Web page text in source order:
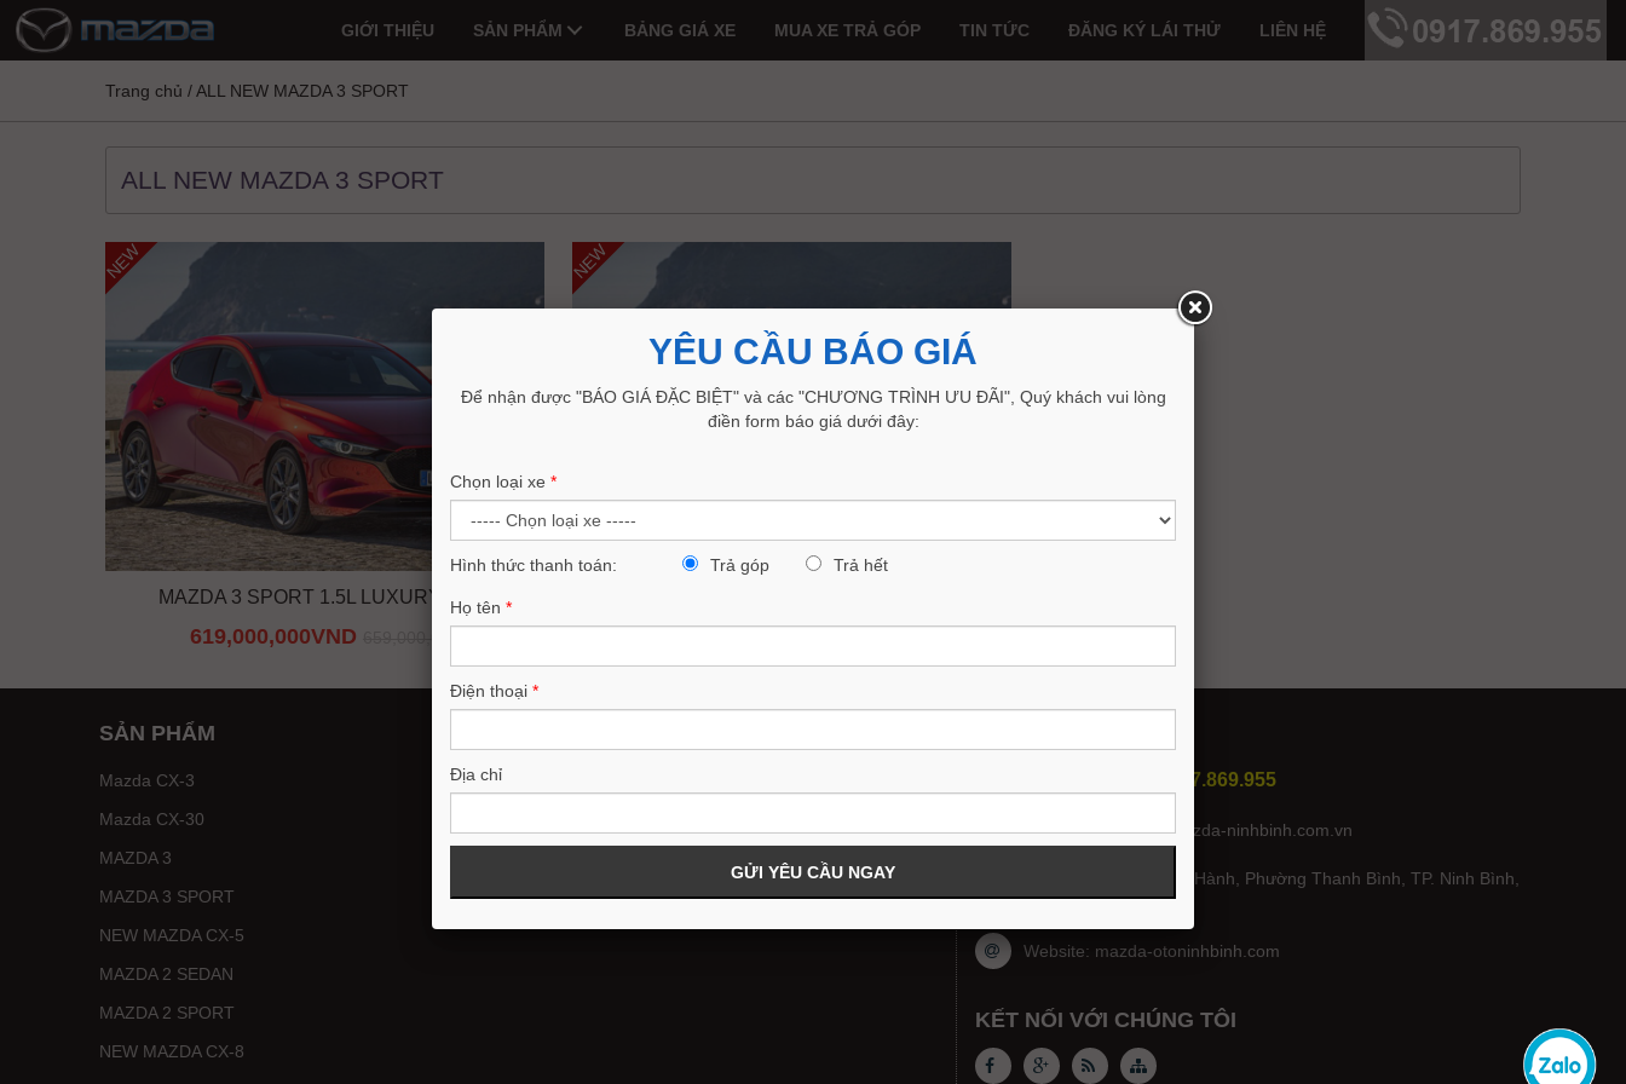
GIỚI THIỆU SẢN PHẨM BẢNG GIÁ XE MUA XE TRẢ GÓP TIN TỨC ĐĂNG KÝ LÁI THỬ LIÊN HỆ
Trang chủ /ALL NEW MAZDA 3 SPORT
ALL NEW MAZDA 3 SPORT
NEW
MAZDA 3 SPORT 1.5L LUXURY 2026
619,000,000VND
NEW
SẢN PHẨM
Mazda CX-3
Mazda CX-30
MAZDA 3
MAZDA 3 SPORT
NEW MAZDA CX-5
MAZDA 2 SEDAN
MAZDA 2 SPORT
NEW MAZDA CX-8
Đăng ký lái xe thử
Phụ trách KD: 0917.869.955
Email:hoan.dinh@mazda-ninhbinh.com.vn
Showroom: 63 Lê Đại Hành, Phường Thanh Bình, TP. Ninh Bình,
Tỉnh Ninh Bình
Website: mazda-otoninhbinh.com
KẾT NỐI VỚI CHÚNG TÔI
YÊU CẦU BÁO GIÁ
Để nhận được "BÁO GIÁ ĐẶC BIỆT" và các "CHƯƠNG TRÌNH ƯU ĐÃI", Quý khách vui lòng
điền form báo giá dưới đây:
Chọn loại xe *
Hình thức thanh toán: Trả góp Trả hết
Họ tên *
Điện thoại *
Địa chỉ